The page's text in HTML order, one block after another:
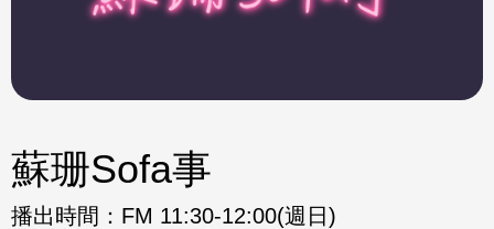
蘇珊Sofa事
播出時間： FM 11:30-12:00(週日)